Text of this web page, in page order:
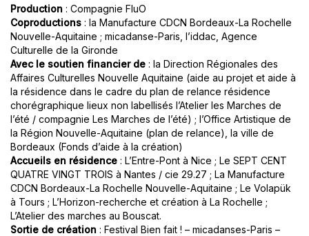
Production : Compagnie FluO
Coproductions : la Manufacture CDCN Bordeaux-La Rochelle
Nouvelle-Aquitaine ; micadanse-Paris, l’iddac, Agence
Culturelle de la Gironde
Avec le soutien financier de : la Direction Régionales des
Affaires Culturelles Nouvelle Aquitaine (aide au projet et aide à
la résidence dans le cadre du plan de relance résidence
chorégraphique lieux non labellisés l’Atelier les Marches de
l’été / compagnie Les Marches de l’été) ; l’Office Artistique de
la Région Nouvelle-Aquitaine (plan de relance), la ville de
Bordeaux (Fonds d’aide à la création)
Accueils en résidence : L’Entre-Pont à Nice ; Le SEPT CENT
QUATRE VINGT TROIS à Nantes / cie 29.27 ; La Manufacture
CDCN Bordeaux-La Rochelle Nouvelle-Aquitaine ; Le Volapük
à Tours ; L’Horizon-recherche et création à La Rochelle ;
L’Atelier des marches au Bouscat.
Sortie de création : Festival Bien fait ! – micadanses-Paris –